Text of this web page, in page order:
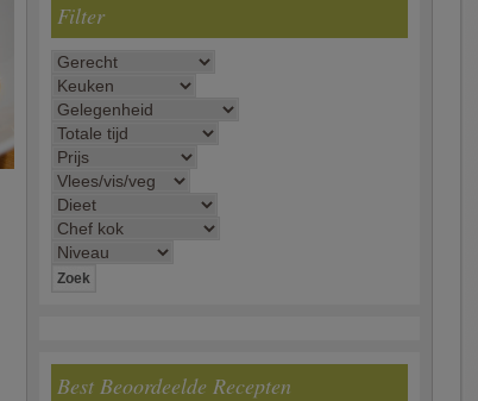
Filter
Best Beoordeelde Recepten